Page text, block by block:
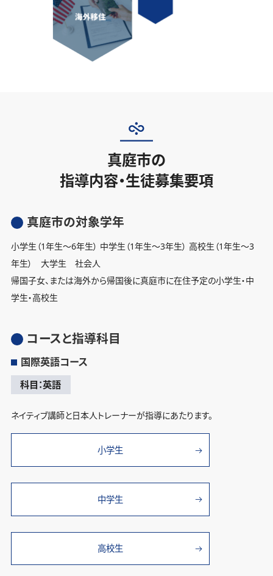
真庭市の
指導内容・生徒募集要項
真庭市の対象学年
小学生（1年生〜6年生） 中学生（1年生〜3年生） 高校生（1年生〜3
年生） 大学生 社会人
帰国子女、または海外から帰国後に真庭市に在住予定の小学生・中
学生・高校生
コースと指導科目
国際英語コース
科目：英語
ネイティブ講師と日本人トレーナーが指導にあたります。
小学生
中学生
高校生